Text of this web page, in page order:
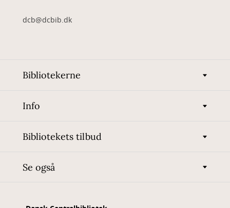
dcb@dcbib.dk
Bibliotekerne
Info
Bibliotekets tilbud
Se også